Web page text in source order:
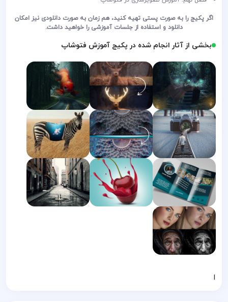
اگر پکیج را به صورت پستی تهیه کنید، هم زمان به صورت دانلودی نیز امکان
دانلود و استفاده از جلسات آموزشی را خواهید داشت.
بخشی از آثار انجام شده در پکیج آموزش فتوشاپ
ا